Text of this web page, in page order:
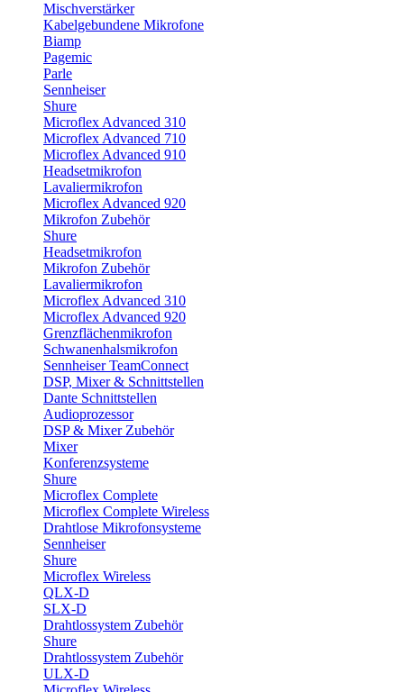
Mischverstärker
Kabelgebundene Mikrofone
Biamp
Pagemic
Parle
Sennheiser
Shure
Microflex Advanced 310
Microflex Advanced 710
Microflex Advanced 910
Headsetmikrofon
Lavaliermikrofon
Microflex Advanced 920
Mikrofon Zubehör
Shure
Headsetmikrofon
Mikrofon Zubehör
Lavaliermikrofon
Microflex Advanced 310
Microflex Advanced 920
Grenzflächenmikrofon
Schwanenhalsmikrofon
Sennheiser TeamConnect
DSP, Mixer & Schnittstellen
Dante Schnittstellen
Audioprozessor
DSP & Mixer Zubehör
Mixer
Konferenzsysteme
Shure
Microflex Complete
Microflex Complete Wireless
Drahtlose Mikrofonsysteme
Sennheiser
Shure
Microflex Wireless
QLX-D
SLX-D
Drahtlossystem Zubehör
Shure
Drahtlossystem Zubehör
ULX-D